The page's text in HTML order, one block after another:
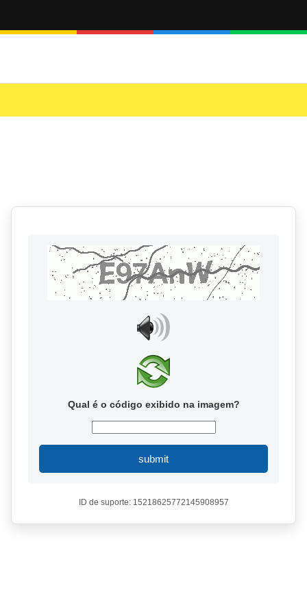
Qual é o código exibido na imagem?
submit
ID de suporte: 15218625772145908957